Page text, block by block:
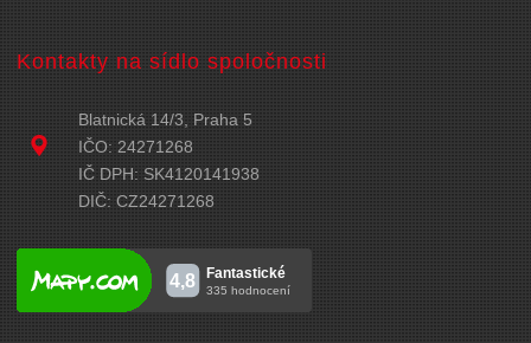
Kontakty na sídlo spoločnosti
Blatnická 14/3, Praha 5
IČO: 24271268
IČ DPH: SK4120141938
DIČ: CZ24271268